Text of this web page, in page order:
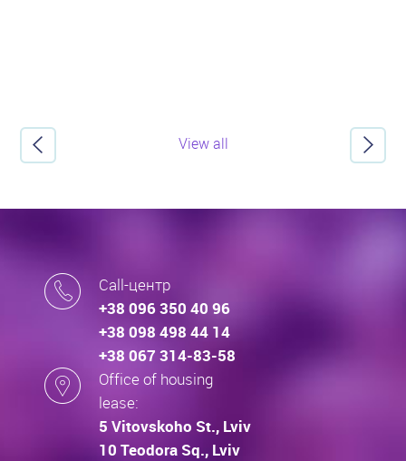
View all
Call-центр
+38 096 350 40 96
+38 098 498 44 14
+38 067 314-83-58
Office of housing
lease:
5 Vitovskoho St., Lviv
10 Teodora Sq., Lviv